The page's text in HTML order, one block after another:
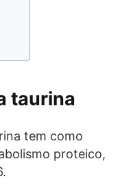
taurina
tem como
proteico,